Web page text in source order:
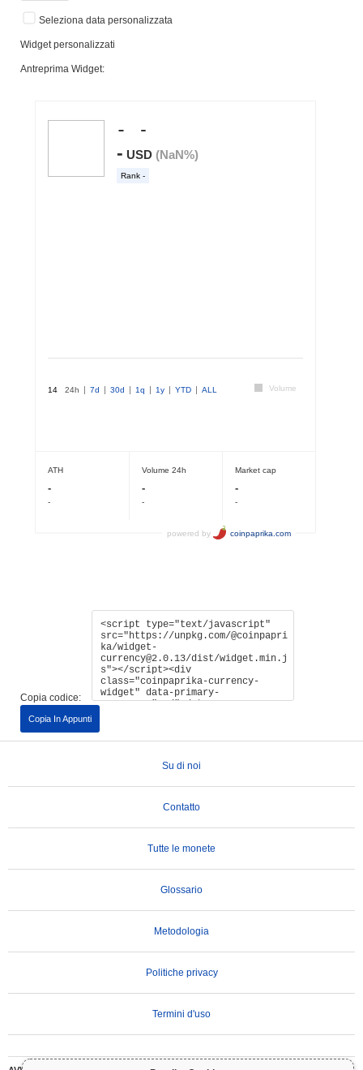
Seleziona data personalizzata
Widget personalizzati
Antreprima Widget:
Copia codice:
Copia In Appunti
Su di noi
Contatto
Tutte le monete
Glossario
Metodologia
Politiche privacy
Termini d'uso